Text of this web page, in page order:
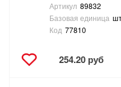
Артикул 89832
Базовая единица
Код 77810
254.20 руб